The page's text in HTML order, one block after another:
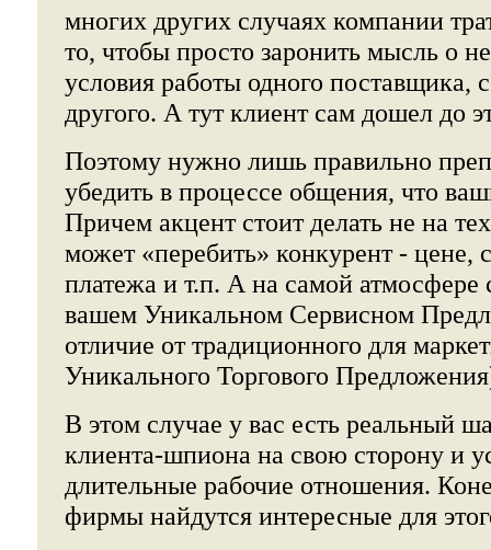
многих других случаях компании
то, чтобы просто заронить мысль о
условия работы одного поставщика,
другого. А тут клиент сам дошел до
Поэтому нужно лишь правильно
убедить в процессе общения, что
Причем акцент стоит делать не на
может «перебить» конкурент - цене,
платежа и т.п. А на самой атмосфере
вашем Уникальном Сервисном
отличие от традиционного для
Уникального Торгового
В этом случае у вас есть реальный
клиента-шпиона на свою сторону и
длительные рабочие отношения.
фирмы найдутся интересные для